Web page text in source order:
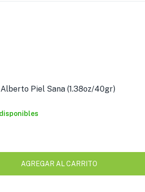
Piel Sana (1.38oz/40gr)
disponibles
AGREGAR AL CARRITOCrema AVENA IE Aloe
Body